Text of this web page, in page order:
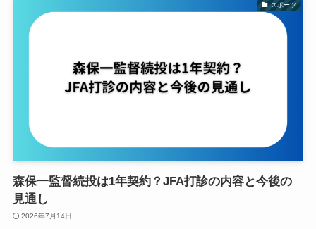
スポーツ
森保一監督続投は1年契約？JFA打診の内容と今後の
見通し
2026年7月14日